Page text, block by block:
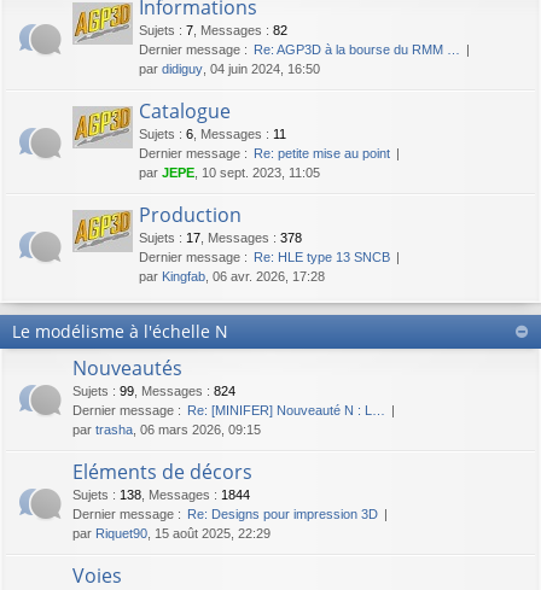
Informations
Sujets : 7 Messages : 82
Dernier message : Re: AGP3D à la bourse du RMM …
par didiguy , 04 juin 2024, 16:50
Catalogue
Sujets : 6 Messages : 11
Dernier message : Re: petite mise au point
par JEPE , 10 sept. 2023, 11:05
Production
Sujets : 17 Messages : 378
Dernier message : Re: HLE type 13 SNCB
par Kingfab , 06 avr. 2026, 17:28
Le modélisme à l'échelle N
Nouveautés
Sujets : 99 Messages : 824
Dernier message : Re: [MINIFER] Nouveauté N : L…
par trasha , 06 mars 2026, 09:15
Eléments de décors
Sujets : 138 Messages : 1844
Dernier message : Re: Designs pour impression 3D
par Riquet90 , 15 août 2025, 22:29
Voies